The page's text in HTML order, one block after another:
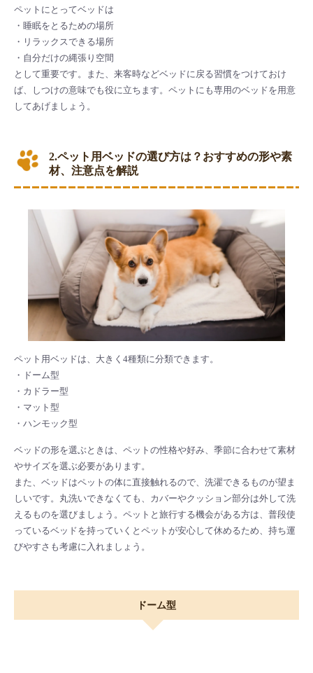
ペットにとってベッドは
・睡眠をとるための場所
・リラックスできる場所
・自分だけの縄張り空間
として重要です。また、来客時などベッドに戻る習慣をつけておけ
ば、しつけの意味でも役に立ちます。ペットにも専用のベッドを用意
してあげましょう。
2.ペット用ベッドの選び方は？おすすめの形や素
材、注意点を解説
ペット用ベッドは、大きく4種類に分類できます。
・ドーム型
・カドラー型
・マット型
・ハンモック型
ベッドの形を選ぶときは、ペットの性格や好み、季節に合わせて素材
やサイズを選ぶ必要があります。
また、ベッドはペットの体に直接触れるので、洗濯できるものが望ま
しいです。丸洗いできなくても、カバーやクッション部分は外して洗
えるものを選びましょう。ペットと旅行する機会がある方は、普段使
っているベッドを持っていくとペットが安心して休めるため、持ち運
びやすさも考慮に入れましょう。
ドーム型